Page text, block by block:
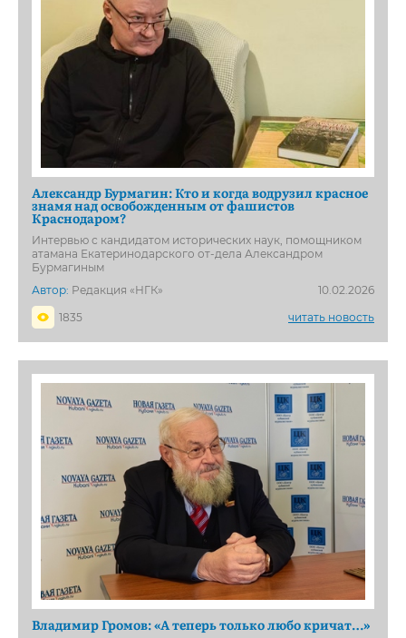
Александр Бурмагин: Кто и когда водрузил красное
знамя над освобожденным от фашистов
Краснодаром?
Интервью с кандидатом исторических наук, помощником
атамана Екатеринодарского от-дела Александром
Бурмагиным
Автор: Редакция «НГК»
10.02.2026
1835
читать новость
Владимир Громов: «А теперь только любо кричат…»